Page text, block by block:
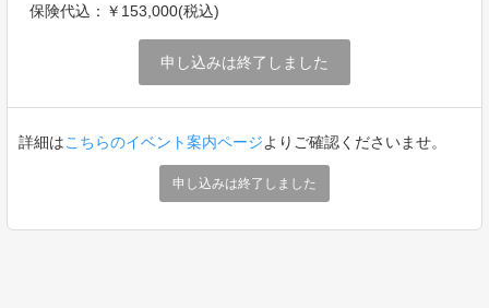
保険代込：￥153,000(税込)
申し込みは終了しました
詳細はこちらのイベント案内ページよりご確認くださいませ。
申し込みは終了しました